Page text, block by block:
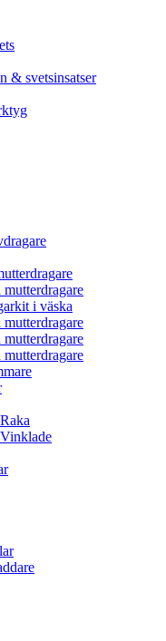
& svetsinsatser
i väska